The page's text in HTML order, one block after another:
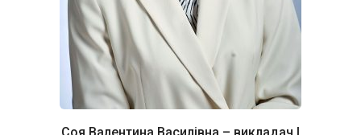
Соя Валентина Василівна – викладач І